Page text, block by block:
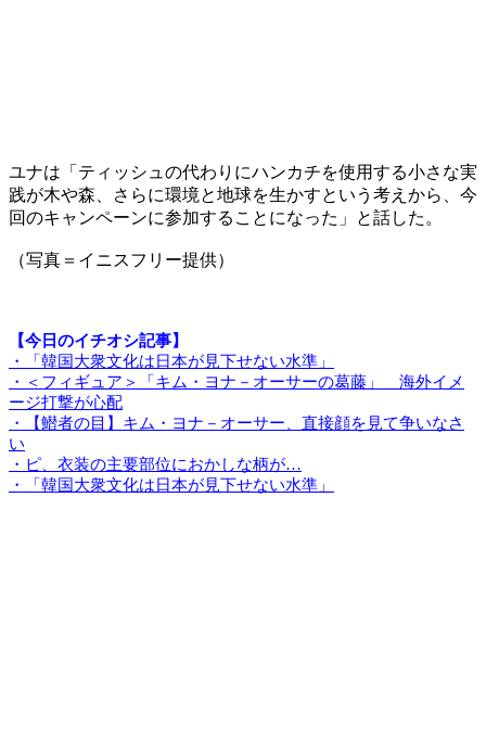
ユナは「ティッシュの代わりにハンカチを使用する小さな実
践が木や森、さらに環境と地球を生かすという考えから、今
回のキャンペーンに参加することになった」と話した。
（写真＝イニスフリー提供）
【今日のイチオシ記事】
・「韓国大衆文化は日本が見下せない水準」
・＜フィギュア＞「キム・ヨナ－オーサーの葛藤」 海外イメ
ージ打撃が心配
・【䲋者の目】キム・ヨナ－オーサー、直接顔を見て争いなさ
い
・ピ、衣装の主要部位におかしな柄が…
・「韓国大衆文化は日本が見下せない水準」